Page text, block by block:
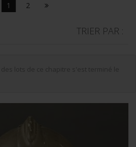
1 2
TRIER PAR :